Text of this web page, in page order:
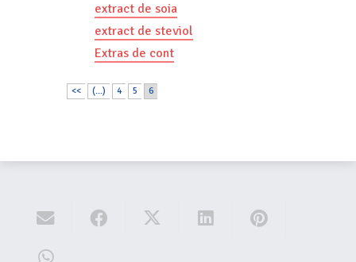
extract de soia
extract de steviol
Extras de cont
<< (...) 4 5 6